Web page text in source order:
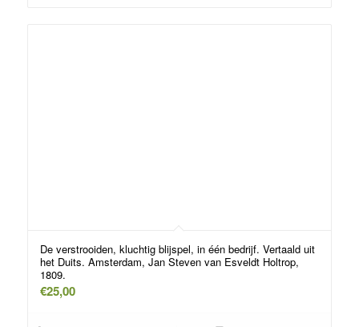
De verstrooiden, kluchtig blijspel, in één bedrijf. Vertaald uit
het Duits. Amsterdam, Jan Steven van Esveldt Holtrop,
1809.
€25,00